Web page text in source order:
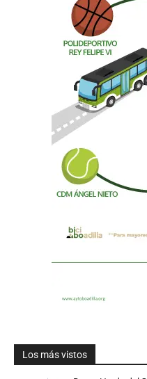
Los más vistos